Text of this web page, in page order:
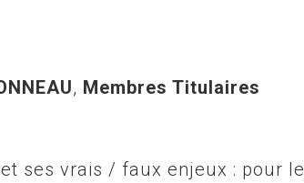
, Membres Titulaires
ses vrais / faux enjeux : pour le